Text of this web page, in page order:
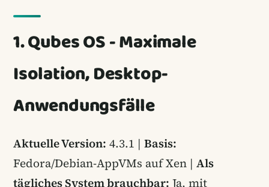
1. Qubes OS - Maximale
Isolation, Desktop-
Anwendungsfälle
Aktuelle Version: 4.3.1 | Basis:
Fedora/Debian-AppVMs auf Xen | Als
tägliches System brauchbar: Ja, mit